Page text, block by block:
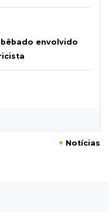
envolvido
em MS a
+ Notícias